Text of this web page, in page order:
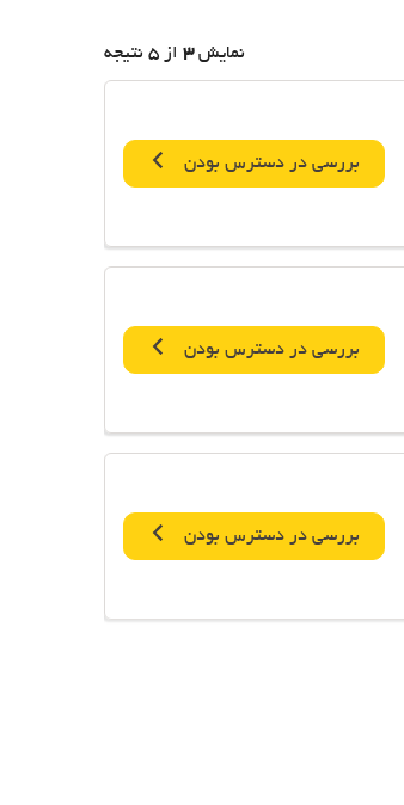
نمایش3 از 5 نتیجه
بررسی در دسترس بودن
بررسی در دسترس بودن
بررسی در دسترس بودن